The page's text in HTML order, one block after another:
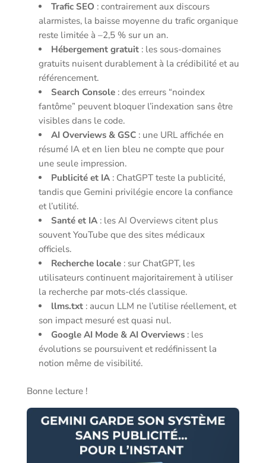
Trafic SEO : contrairement aux discours
alarmistes, la baisse moyenne du trafic organique
reste limitée à –2,5 % sur un an.
Hébergement gratuit: les sous-domaines
gratuits nuisent durablement à la crédibilité et au
référencement.
Search Console: des erreurs “noindex
fantôme” peuvent bloquer l’indexation sans être
visibles dans le code.
AI Overviews & GSC: une URL affichée en
résumé IA et en lien bleu ne compte que pour
une seule impression.
Publicité et IA: ChatGPT teste la publicité,
tandis que Gemini privilégie encore la confiance
et l’utilité.
Santé et IA: les AI Overviews citent plus
souvent YouTube que des sites médicaux
officiels.
Recherche locale: sur ChatGPT, les
utilisateurs continuent majoritairement à utiliser
la recherche par mots-clés classique.
llms.txt: aucun LLM ne l’utilise réellement, et
son impact mesuré est quasi nul.
Google AI Mode & AI Overviews: les
évolutions se poursuivent et redéfinissent la
notion même de visibilité.
Bonne lecture !